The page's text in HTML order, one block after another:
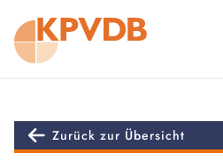
Zurück zur Übersicht